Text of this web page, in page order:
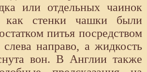
или отдельных чаинок
как стенки чашки были
питья посредством
направо, а жидкость
вон. В Англии также